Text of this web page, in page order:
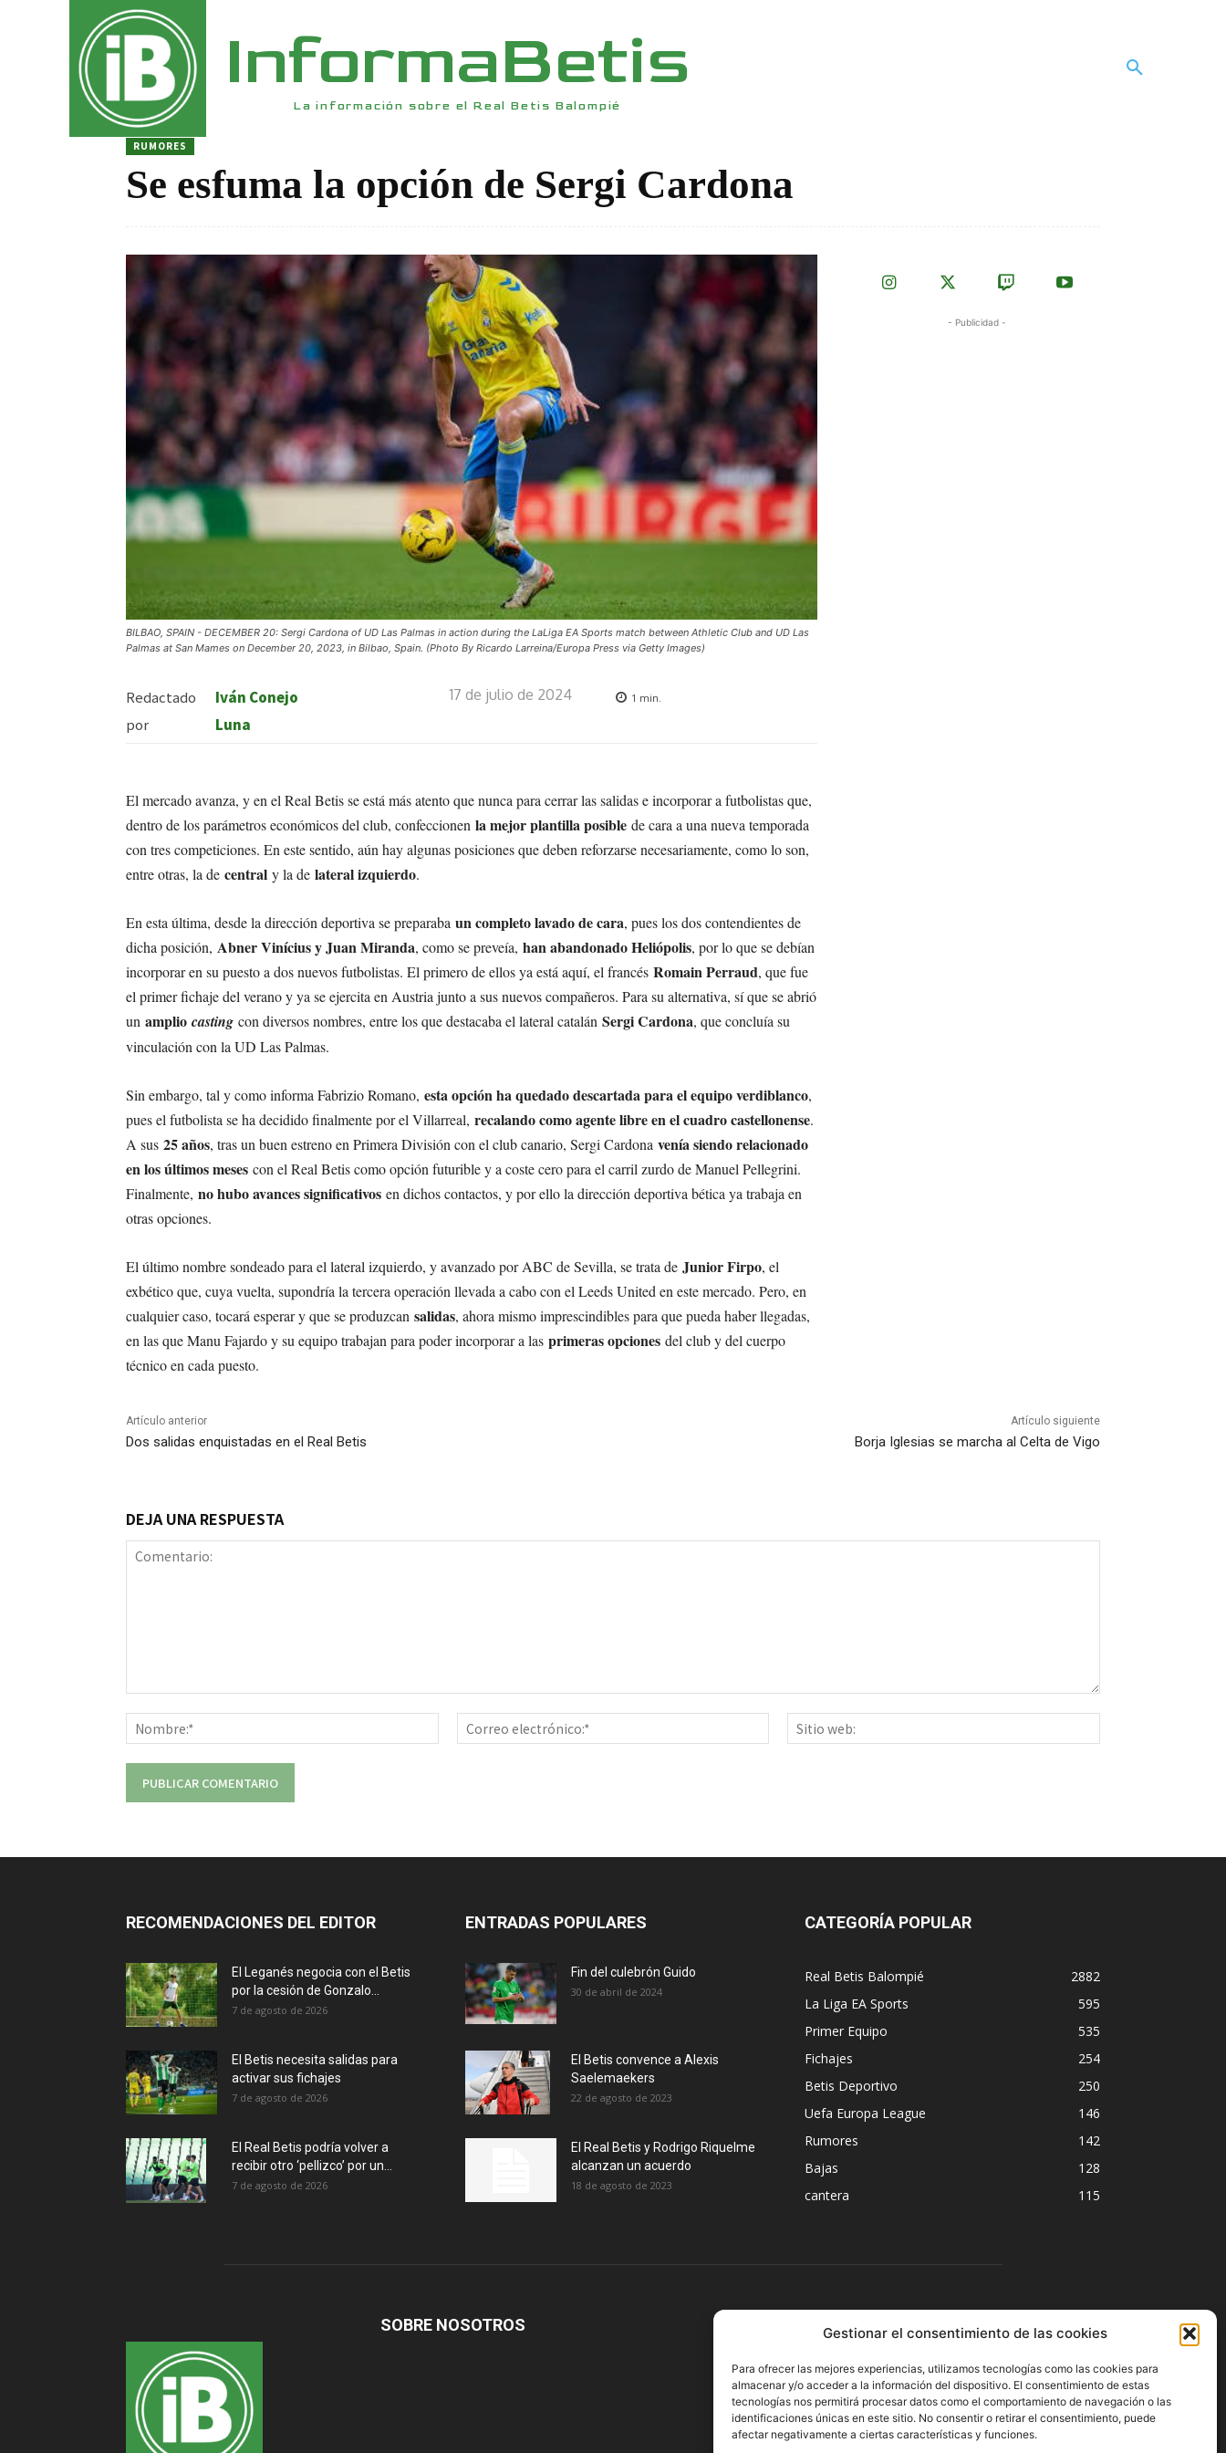
Gestionar el consentimiento de las cookies
Para ofrecer las mejores experiencias, utilizamos tecnologías como las cookies para
almacenar y/o acceder a la información del dispositivo. El consentimiento de estas
tecnologías nos permitirá procesar datos como el comportamiento de navegación o las
identificaciones únicas en este sitio. No consentir o retirar el consentimiento, puede
afectar negativamente a ciertas características y funciones.
InformaBetis
La información sobre el Real Betis Balompié
RUMORES
Se esfuma la opción de Sergi Cardona
BILBAO, SPAIN - DECEMBER 20: Sergi Cardona of UD Las Palmas in action during the LaLiga EA Sports match between Athletic Club and UD Las
Palmas at San Mames on December 20, 2023, in Bilbao, Spain. (Photo By Ricardo Larreina/Europa Press via Getty Images)
Redactado
por
Iván Conejo
Luna
17 de julio de 2024 1 min.
El mercado avanza, y en el Real Betis se está más atento que nunca para cerrar las salidas e incorporar a futbolistas que,
dentro de los parámetros económicos del club, confeccionen la mejor plantilla posible de cara a una nueva temporada
con tres competiciones. En este sentido, aún hay algunas posiciones que deben reforzarse necesariamente, como lo son,
entre otras, la de central y la de lateral izquierdo.
En esta última, desde la dirección deportiva se preparaba un completo lavado de cara, pues los dos contendientes de
dicha posición, Abner Vinícius y Juan Miranda, como se preveía, han abandonado Heliópolis, por lo que se debían
incorporar en su puesto a dos nuevos futbolistas. El primero de ellos ya está aquí, el francés Romain Perraud, que fue
el primer fichaje del verano y ya se ejercita en Austria junto a sus nuevos compañeros. Para su alternativa, sí que se abrió
un amplio casting con diversos nombres, entre los que destacaba el lateral catalán Sergi Cardona, que concluía su
vinculación con la UD Las Palmas.
Sin embargo, tal y como informa Fabrizio Romano, esta opción ha quedado descartada para el equipo verdiblanco,
pues el futbolista se ha decidido finalmente por el Villarreal, recalando como agente libre en el cuadro castellonense.
A sus 25 años, tras un buen estreno en Primera División con el club canario, Sergi Cardona venía siendo relacionado
en los últimos meses con el Real Betis como opción futurible y a coste cero para el carril zurdo de Manuel Pellegrini.
Finalmente, no hubo avances significativos en dichos contactos, y por ello la dirección deportiva bética ya trabaja en
otras opciones.
El último nombre sondeado para el lateral izquierdo, y avanzado por ABC de Sevilla, se trata de Junior Firpo, el
exbético que, cuya vuelta, supondría la tercera operación llevada a cabo con el Leeds United en este mercado. Pero, en
cualquier caso, tocará esperar y que se produzcan salidas, ahora mismo imprescindibles para que pueda haber llegadas,
en las que Manu Fajardo y su equipo trabajan para poder incorporar a las primeras opciones del club y del cuerpo
técnico en cada puesto.
- Publicidad -
Artículo anterior
Dos salidas enquistadas en el Real Betis
Artículo siguiente
Borja Iglesias se marcha al Celta de Vigo
DEJA UNA RESPUESTA
Nombre:*
Correo
electrónico:*
web:
RECOMENDACIONES DEL EDITOR
El Leganés negocia con el Betis
por la cesión de Gonzalo...
7 de agosto de 2026
El Betis necesita salidas para
activar sus fichajes
7 de agosto de 2026
El Real Betis podría volver a
recibir otro ‘pellizco’ por un...
7 de agosto de 2026
ENTRADAS POPULARES
Fin del culebrón Guido
30 de abril de 2024
El Betis convence a Alexis
Saelemaekers
22 de agosto de 2023
El Real Betis y Rodrigo Riquelme
alcanzan un acuerdo
18 de agosto de 2023
CATEGORÍA POPULAR
Real Betis Balompié
2882
La Liga EA Sports
595
Primer Equipo
535
Fichajes
254
Betis Deportivo
250
Uefa Europa League
146
Rumores
142
Bajas
128
cantera
115
SOBRE NOSOTROS SÍGUENOS